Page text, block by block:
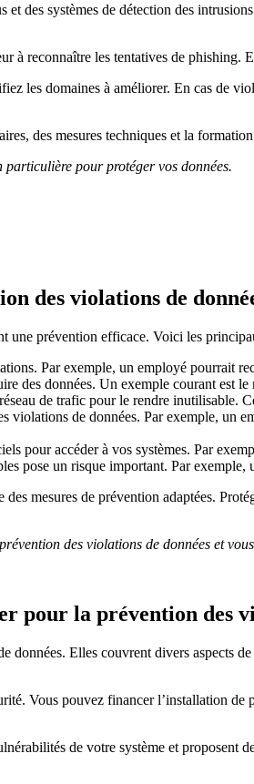
des systèmes de détection des
à reconnaître les tentatives de phishing.
les domaines à améliorer. En cas de
des mesures techniques et la
particulière pour protéger vos données.
des violations de
une prévention efficace. Voici les
Par exemple, un employé pourrait
des données. Un exemple courant est
de trafic pour le rendre inutilisable.
violations de données. Par exemple, un
pour accéder à vos systèmes. Par
pose un risque important. Par
mesures de prévention adaptées.
des violations de données et
pour la prévention des
Elles couvrent divers aspects
Vous pouvez financer l’installation
de votre système et proposent